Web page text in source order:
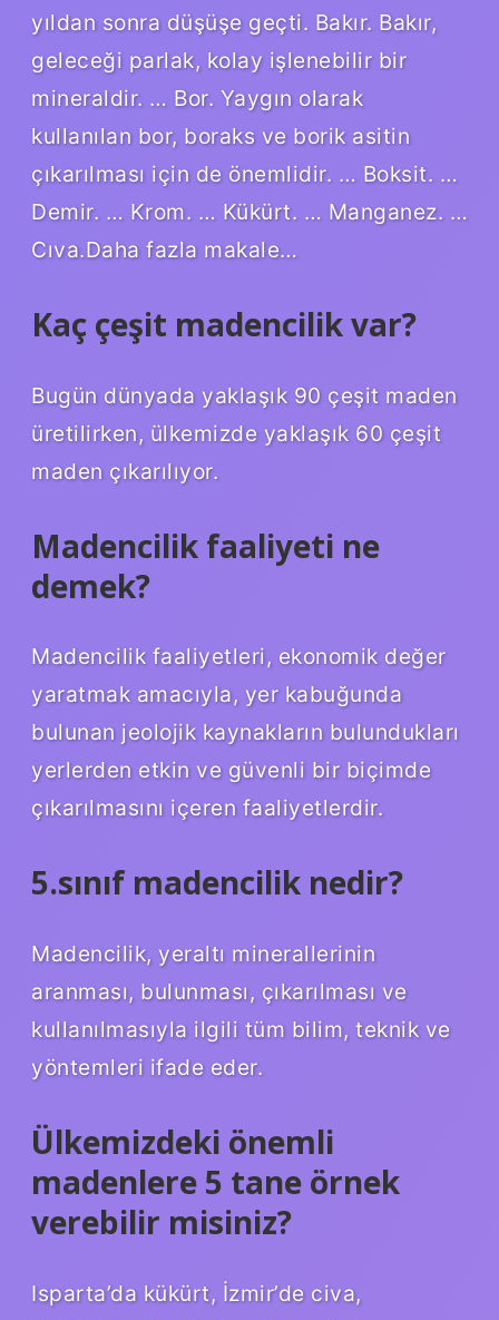
yıldan sonra düşüşe geçti. Bakır. Bakır,
geleceği parlak, kolay işlenebilir bir
mineraldir. … Bor. Yaygın olarak
kullanılan bor, boraks ve borik asitin
çıkarılması için de önemlidir. … Boksit. …
Demir. … Krom. … Kükürt. … Manganez. …
Cıva.Daha fazla makale…
Kaç çeşit madencilik var?
Bugün dünyada yaklaşık 90 çeşit maden
üretilirken, ülkemizde yaklaşık 60 çeşit
maden çıkarılıyor.
Madencilik faaliyeti ne
demek?
Madencilik faaliyetleri, ekonomik değer
yaratmak amacıyla, yer kabuğunda
bulunan jeolojik kaynakların bulundukları
yerlerden etkin ve güvenli bir biçimde
çıkarılmasını içeren faaliyetlerdir.
5.sınıf madencilik nedir?
Madencilik, yeraltı minerallerinin
aranması, bulunması, çıkarılması ve
kullanılmasıyla ilgili tüm bilim, teknik ve
yöntemleri ifade eder.
Ülkemizdeki önemli
madenlere 5 tane örnek
verebilir misiniz?
Isparta’da kükürt, İzmir’de civa,